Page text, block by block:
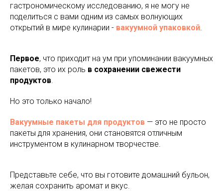
гастрономическому исследованию, я не могу не
поделиться с вами одним из самых волнующих
открытий в мире кулинарии - вакуумной упаковкой.
Первое, что приходит на ум при упоминании вакуумных
пакетов, это их роль в сохранении свежести
продуктов.
Но это только начало!
Вакуумные пакеты для продуктов — это не просто
пакеты для хранения, они становятся отличным
инструментом в кулинарном творчестве.
Представьте себе, что вы готовите домашний бульон,
желая сохранить аромат и вкус.